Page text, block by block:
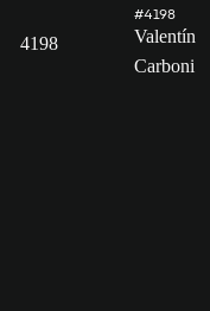
4198
#4198
Valentín
Carboni